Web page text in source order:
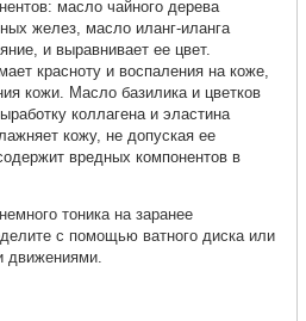
масло чайного дерева
желез, масло иланг-иланга
и выравнивает ее цвет.
красноту и воспаления на коже,
кожи. Масло базилика и цветков
коллагена и эластина
кожу, не допуская ее
вредных компонентов в
тоника на заранее
с помощью ватного диска или
движениями.